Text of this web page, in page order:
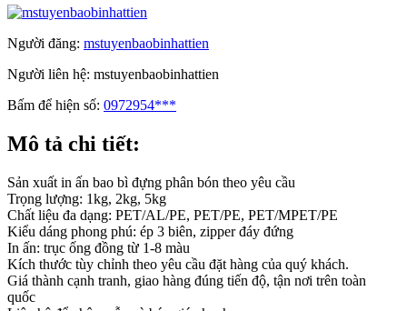
Người đăng: mstuyenbaobinhattien
Người liên hệ: mstuyenbaobinhattien
Bấm để hiện số: 0972954***
Mô tả chi tiết:
Sản xuất in ấn bao bì đựng phân bón theo yêu cầu
Trọng lượng: 1kg, 2kg, 5kg
Chất liệu đa dạng: PET/AL/PE, PET/PE, PET/MPET/PE
Kiểu dáng phong phú: ép 3 biên, zipper đáy đứng
In ấn: trục ống đồng từ 1-8 màu
Kích thước tùy chỉnh theo yêu cầu đặt hàng của quý khách.
Giá thành cạnh tranh, giao hàng đúng tiến độ, tận nơi trên toàn
quốc